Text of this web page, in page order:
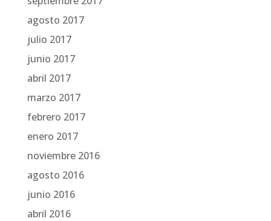
agosto 2017
julio 2017
junio 2017
abril 2017
marzo 2017
febrero 2017
enero 2017
noviembre 2016
agosto 2016
junio 2016
abril 2016